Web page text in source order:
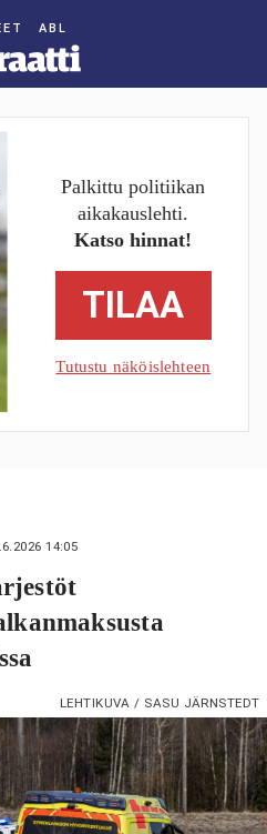
Palkittu politiikan
aikakauslehti.
Katso hinnat!
TILAA
Tutustu näköislehteen
14:05
LEHTIKUVA / SASU JÄRNSTEDT